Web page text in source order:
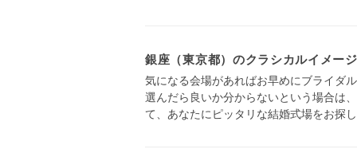
銀座（東京都）のクラシカルイメー
気になる会場があればお早めにブライダ
選んだら良いか分からないという場合は
て、あなたにピッタリな結婚式場をお探